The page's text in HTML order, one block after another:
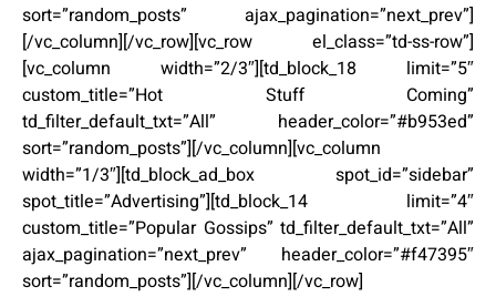
sort=”random_posts” ajax_pagination=”next_prev”]
[/vc_column][/vc_row][vc_row el_class=”td-ss-row”]
[vc_column width=”2/3″][td_block_18 limit=”5″
custom_title=”Hot Stuff Coming”
td_filter_default_txt=”All” header_color=”#b953ed”
sort=”random_posts”][/vc_column][vc_column
width=”1/3″][td_block_ad_box spot_id=”sidebar”
spot_title=”Advertising”][td_block_14 limit=”4″
custom_title=”Popular Gossips” td_filter_default_txt=”All”
ajax_pagination=”next_prev” header_color=”#f47395″
sort=”random_posts”][/vc_column][/vc_row]